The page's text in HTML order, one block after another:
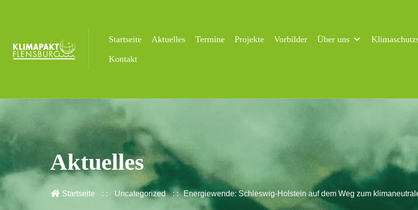
Startseite Aktuelles Termine Projekte Vorbilder Über uns
Kontakt
Aktuelles
Startseite Uncategorized Energiewende: Schleswig-Holstein auf dem Weg zum